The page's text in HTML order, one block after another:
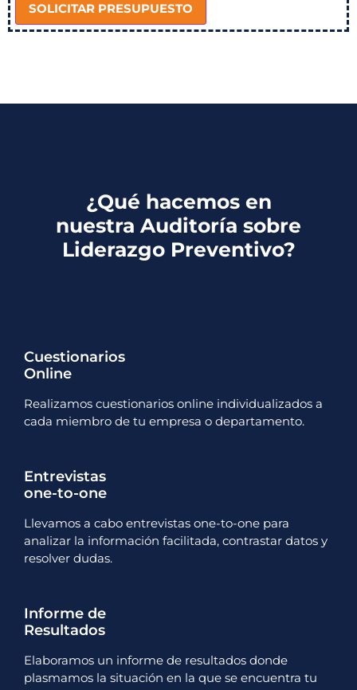
SOLICITAR PRESUPUESTO
¿Qué hacemos en
nuestra Auditoría sobre
Liderazgo Preventivo?
Cuestionarios
Online
Realizamos cuestionarios online individualizados a
cada miembro de tu empresa o departamento.
Entrevistas
one-to-one
Llevamos a cabo entrevistas one-to-one para
analizar la información facilitada, contrastar datos y
resolver dudas.
Informe de
Resultados
Elaboramos un informe de resultados donde
plasmamos la situación en la que se encuentra tu